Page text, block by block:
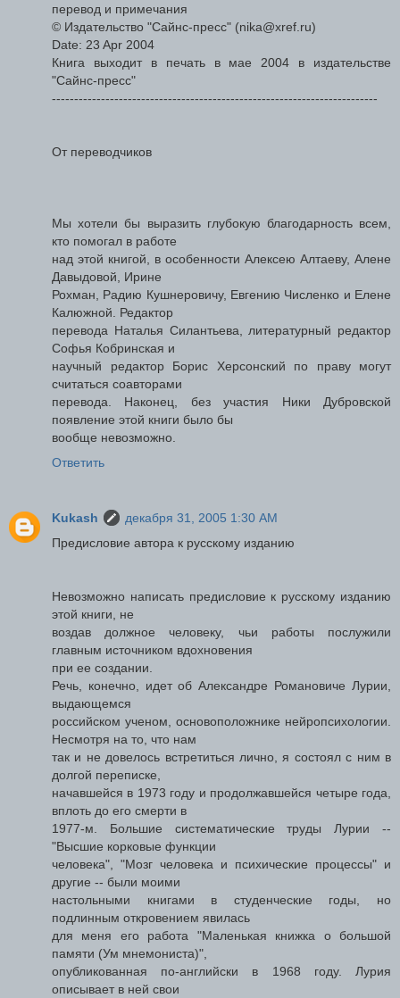
перевод и примечания
© Издательство "Сайнс-пресс" (nika@xref.ru)
Date: 23 Apr 2004
Книга выходит в печать в мае 2004 в издательстве
"Сайнс-пресс"
-------------------------------------------------------------------------
От переводчиков
Мы хотели бы выразить глубокую благодарность всем,
кто помогал в работе
над этой книгой, в особенности Алексею Алтаеву, Алене
Давыдовой, Ирине
Рохман, Радию Кушнеровичу, Евгению Численко и Елене
Калюжной. Редактор
перевода Наталья Силантьева, литературный редактор
Софья Кобринская и
научный редактор Борис Херсонский по праву могут
считаться соавторами
перевода. Наконец, без участия Ники Дубровской
появление этой книги было бы
вообще невозможно.
Ответить
Kukash
декабря 31, 2005 1:30 AM
Предисловие автора к русскому изданию
Невозможно написать предисловие к русскому изданию
этой книги, не
воздав должное человеку, чьи работы послужили
главным источником вдохновения
при ее создании.
Речь, конечно, идет об Александре Романовиче Лурии,
выдающемся
российском ученом, основоположнике нейропсихологии.
Несмотря на то, что нам
так и не довелось встретиться лично, я состоял с ним в
долгой переписке,
начавшейся в 1973 году и продолжавшейся четыре года,
вплоть до его смерти в
1977-м. Большие систематические труды Лурии --
"Высшие корковые функции
человека", "Мозг человека и психические процессы" и
другие -- были моими
настольными книгами в студенческие годы, но
подлинным откровением явилась
для меня его работа "Маленькая книжка о большой
памяти (Ум мнемониста)",
опубликованная по-английски в 1968 году. Лурия
описывает в ней свои